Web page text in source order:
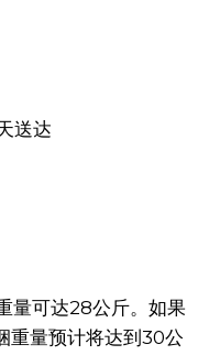
送达
量可达28公斤。如果
重量预计将达到30公